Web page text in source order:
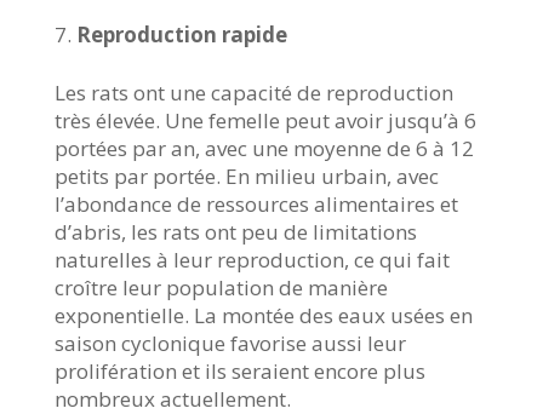
Reproduction rapide
Les rats ont une capacité de reproduction
très élevée. Une femelle peut avoir jusqu’à 6
portées par an, avec une moyenne de 6 à 12
petits par portée. En milieu urbain, avec
l’abondance de ressources alimentaires et
d’abris, les rats ont peu de limitations
naturelles à leur reproduction, ce qui fait
croître leur population de manière
exponentielle. La montée des eaux usées en
saison cyclonique favorise aussi leur
prolifération et ils seraient encore plus
nombreux actuellement.